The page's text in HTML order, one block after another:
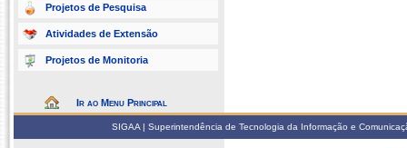
Projetos de Pesquisa
Atividades de Extensão
Projetos de Monitoria
Ir ao Menu Principal
SIGAA | Superintendência de Tecnologia da Informação e